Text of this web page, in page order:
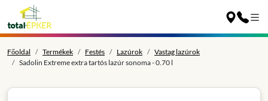
Főoldal Termékek Festés Lazúrok
Vastag lazúrok
Sadolin Extreme extra tartós lazúr sonoma - 0.70 l